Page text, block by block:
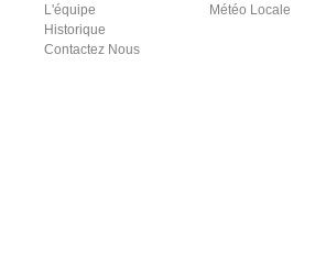
L'équipe
Historique
Contactez Nous
Météo Locale